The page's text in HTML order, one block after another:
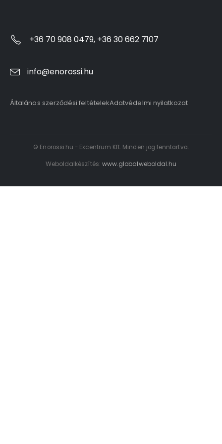
+36 70 908 0479, +36 30 662 7107
info@enorossi.hu
Általános szerződési feltételekAdatvédelmi nyilatkozat
© Enorossi.hu - Excentrum Kft. Minden jog fenntartva.
Weboldalkészítés: www.globalweboldal.hu